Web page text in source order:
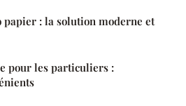
papier : la solution moderne et
pour les particuliers :